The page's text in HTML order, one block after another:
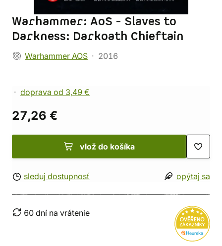
Warhammer: AoS - Slaves to
Darkness: Darkoath Chieftain
Warhammer AOS 2016
doprava od 3,49 €
27,26 €
vlož do košíka
sleduj dostupnosť opýtaj sa
60 dní na vrátenie